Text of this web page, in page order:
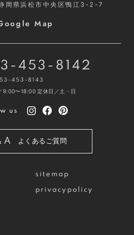
岡県浜松市中央区鴨江3-2-7
Map
sitemap
privacypolicy
453-8142
453-8143
9:00〜18:00 定休日／土・日
us
よくあるご質問